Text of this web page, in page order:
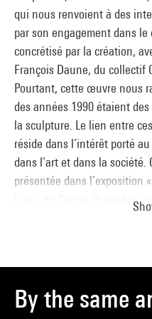
qui nous renvoient à des
par son engagement dans
concrétisé par la création,
François Daune, du collectif
Pourtant, cette œuvre nous
des années 1990 étaient
la sculpture. Le lien entre
réside dans l’intérêt porté
dans l’art et dans la
présentée dans l’exposition
l’art » au Centre Pompidou,
personnels éthiques et
deux voiles superposés,
By the same